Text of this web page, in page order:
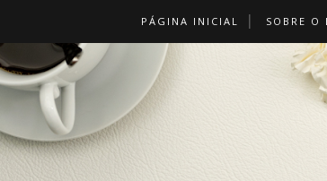
PÁGINA INICIAL SOBRE O